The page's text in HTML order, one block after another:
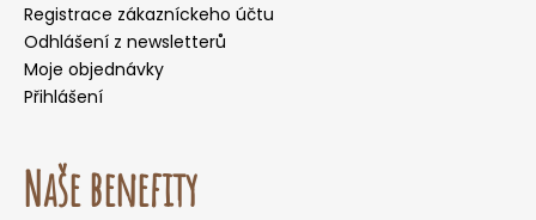
Registrace zákazníckeho účtu
Odhlášení z newsletterů
Moje objednávky
Přihlášení
Naše benefity